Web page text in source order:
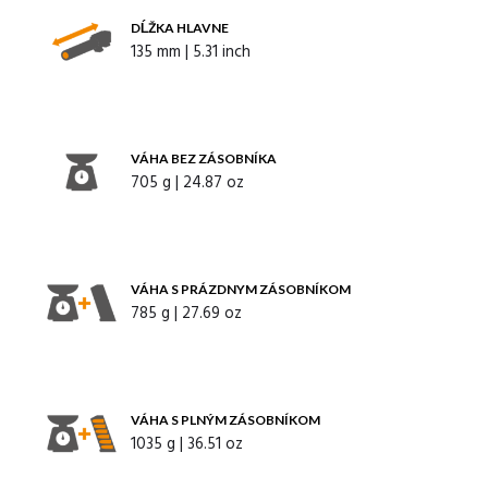
DĹŽKA HLAVNE
135 mm | 5.31 inch
VÁHA BEZ ZÁSOBNÍKA
705 g | 24.87 oz
VÁHA S PRÁZDNYM ZÁSOBNÍKOM
785 g | 27.69 oz
VÁHA S PLNÝM ZÁSOBNÍKOM
1035 g | 36.51 oz